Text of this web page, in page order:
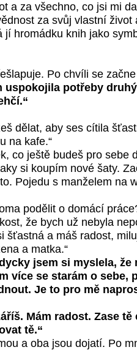
a za všechno, co jsi mi
za svůj vlastní
jí hromádku knih jako
Po chvíli se
uspokojila potřeby
dělat, aby ses cítila
na kafe.“
co ještě budeš pro sebe
si koupím nové šaty.
Pojedu s manželem na
podělit o domácí
že bych už nebyla
šťastná a máš radost,
a matka.“
jsem si myslela,
více se starám o sebe,
Je to pro mě
Mám radost. Zase
tě.“
a oba jsou dojatí. Po